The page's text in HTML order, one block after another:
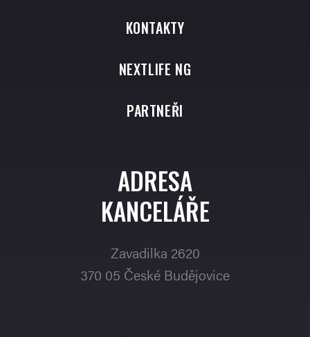
KONTAKTY
NEXTLIFE NG
PARTNEŘI
ADRESA
KANCELÁŘE
Zavadilka 2620
370 05 České Budějovice